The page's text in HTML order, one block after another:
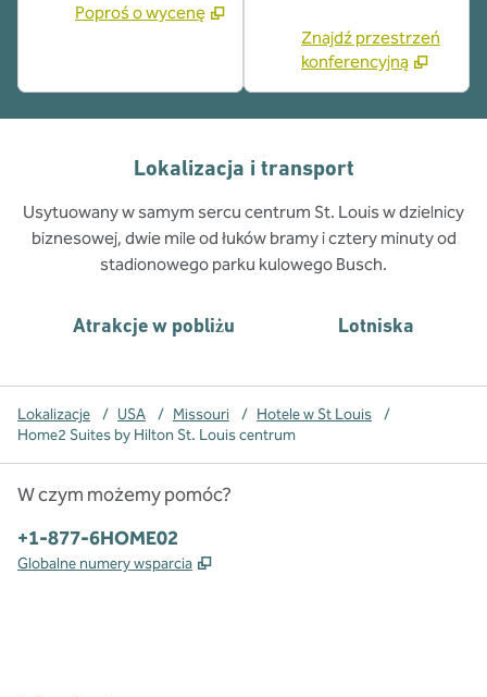
Poproś o wycenę
Znajdź przestrzeń
konferencyjną
Lokalizacja i transport
Usytuowany w samym sercu centrum St. Louis w dzielnicy
biznesowej, dwie mile od łuków bramy i cztery minuty od
stadionowego parku kulowego Busch.
Atrakcje w pobliżu Lotniska
Lokalizacje / USA / Missouri / Hotele w St Louis
/
Home2 Suites by Hilton St. Louis centrum
W czym możemy pomóc?
Telefon:
+1-877-6HOME02
Globalne numery wsparcia ,